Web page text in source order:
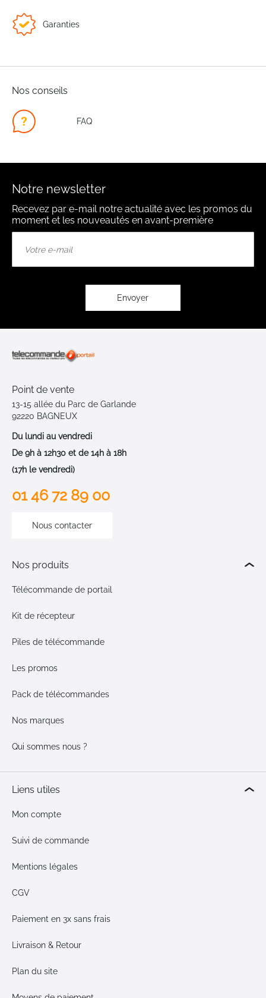
Garanties
Nos conseils
FAQ
Notre newsletter
Recevez par e-mail notre actualité avec les promos du
moment et les nouveautés en avant-première
Envoyer
Point de vente
13-15 allée du Parc de Garlande
92220 BAGNEUX
Du lundi au vendredi
De 9h à 12h30 et de 14h à 18h
(17h le vendredi)
01 46 72 89 00
Nous contacter
Nos produits
Télécommande de portail
Kit de récepteur
Piles de télécommande
Les promos
Pack de télécommandes
Nos marques
Qui sommes nous ?
Liens utiles
Mon compte
Suivi de commande
Mentions légales
CGV
Paiement en 3x sans frais
Livraison & Retour
Plan du site